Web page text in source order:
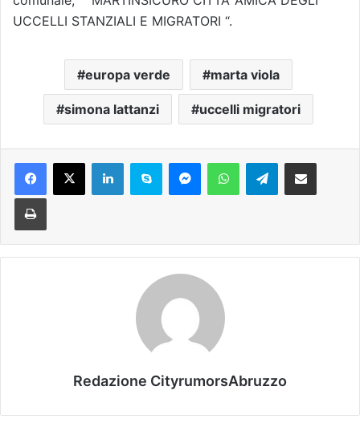
UCCELLI STANZIALI E MIGRATORI “.
europa verde marta viola
simona lattanzi uccelli migratori
Telegram
Redazione CityrumorsAbruzzo